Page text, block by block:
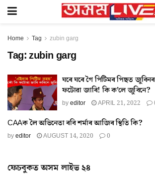
Home Tag zubin garg
Tag:zubin garg
ঘৰে ঘৰে গৈ পিটিমৰ পিছত
ফটোৱা জাৰি! কি ক’লে জুবিনে?
byeditor APRIL 21, 2022
CAAক লৈ অভিনেতা ৰবি শর্মাৰ আজিৰ স্থিতি কি?
byeditor AUGUST 14, 2020 0
ফেচবুকত অসম লাইভ ২৪